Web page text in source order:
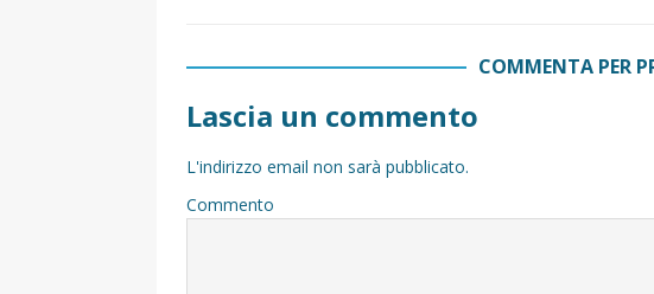
COMMENTA PER
Lascia un commento
L'indirizzo email non sarà pubblicato.
Commento